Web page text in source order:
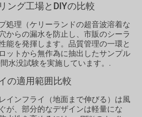
ング工場とDIYの比較
処理（ケリーランドの超音波溶着な
からの漏水を防止し、市販のシーラ
能を発揮します。品質管理の一環と
ットから無作為に抽出したサンプル
水没試験を実施しています。.
の適用範囲比較
インフライ（地面まで伸びる）は風
が、部分的なデザインは軽量にな